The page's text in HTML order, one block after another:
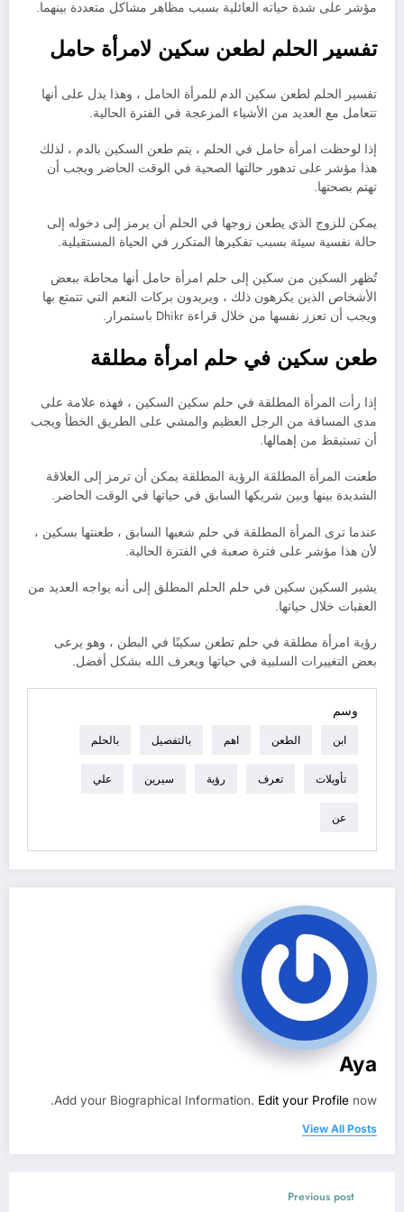
مؤشر على شدة حياته العائلية بسبب مظاهر مشاكل متعددة بينهما.
تفسير الحلم لطعن سكين لامرأة حامل
تفسير الحلم لطعن سكين الدم للمرأة الحامل ، وهذا يدل على أنها
تتعامل مع العديد من الأشياء المزعجة في الفترة الحالية.
إذا لوحظت امرأة حامل في الحلم ، يتم طعن السكين بالدم ، لذلك
هذا مؤشر على تدهور حالتها الصحية في الوقت الحاضر ويجب أن
تهتم بصحتها.
يمكن للزوج الذي يطعن زوجها في الحلم أن يرمز إلى دخوله إلى
حالة نفسية سيئة بسبب تفكيرها المتكرر في الحياة المستقبلية.
تُظهر السكين من سكين إلى حلم امرأة حامل أنها محاطة ببعض
الأشخاص الذين يكرهون ذلك ، ويريدون بركات النعم التي تتمتع بها
ويجب أن تعزز نفسها من خلال قراءة Dhikr باستمرار.
طعن سكين في حلم امرأة مطلقة
إذا رأت المرأة المطلقة في حلم سكين السكين ، فهذه علامة على
مدى المسافة من الرجل العظيم والمشي على الطريق الخطأ ويجب
أن تستيقظ من إهمالها.
طعنت المرأة المطلقة الرؤية المطلقة يمكن أن ترمز إلى العلاقة
الشديدة بينها وبين شريكها السابق في حياتها في الوقت الحاضر.
عندما ترى المرأة المطلقة في حلم شعبها السابق ، طعنتها بسكين ،
لأن هذا مؤشر على فترة صعبة في الفترة الحالية.
يشير السكين سكين في حلم الحلم المطلق إلى أنه يواجه العديد من
العقبات خلال حياتها.
رؤية امرأة مطلقة في حلم تطعن سكينًا في البطن ، وهو يرعى
بعض التغييرات السلبية في حياتها ويعرف الله بشكل أفضل.
وسم
ابن الطعن اهم بالتفصيل بالحلم
تأويلات تعرف رؤية سيرين علي
عن
Aya
Add your Biographical Information. Edit your Profile now.
View All Posts
Previous post